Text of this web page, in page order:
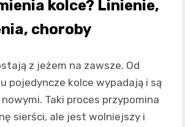
kolce? Linienie,
choroby
z jeżem na zawsze. Od
pojedyncze kolce wypadają i są
Taki proces przypomina
sierści, ale jest wolniejszy i